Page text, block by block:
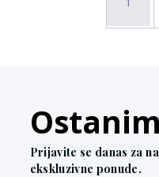
Prijavite se danas za
ekskluzivne ponude.